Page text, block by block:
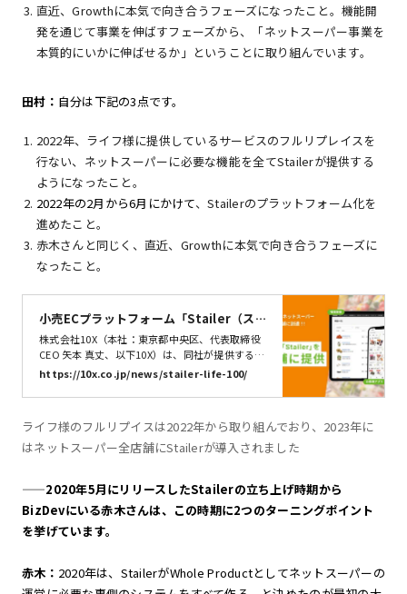
直近、Growthに本気で向き合うフェーズになったこと。機能開
発を通じて事業を伸ばすフェーズから、「ネットスーパー事業を
本質的にいかに伸ばせるか」ということに取り組んでいます。
田村： 自分は下記の3点です。
2022年、ライフ様に提供しているサービスのフルリプレイスを
行ない、ネットスーパーに必要な機能を全てStailerが提供する
ようになったこと。
2022年の2月から6月にかけて、Stailerのプラットフォーム化を
進めたこと。
赤木さんと同じく、直近、Growthに本気で向き合うフェーズに
なったこと。
小売ECプラットフォーム「Stailer（ス
テイラー）」、100店舗に到達した「ラ
イフネットスーパー」全店に提供 | 株式会
社10X
株式会社10X（本社：東京都中央区、代表取締役
CEO 矢本 真丈、以下10X）は、同社が提供する小
売ECプラットフォーム「Stailer（ステイラ
ー）」が、首都圏と近畿圏で297店舗のスーパー
マーケットを展開する株式会社ライフコーポレー
スーパー」全店舗に導入されたことをお知らせし
ます。また、「ライフネットスーパー」は2023年
https://10x.co.jp/news/stailer-life-100/
ライフ様のフルリプイスは2022年から取り組んでおり、2023年に
はネットスーパー全店舗にStailerが導入されました
——2020年5月にリリースしたStailerの立ち上げ時期から
BizDevにいる赤木さんは、この時期に2つのターニングポイント
を挙げています。
赤木： 2020年は、StailerがWhole Productとしてネットスーパーの